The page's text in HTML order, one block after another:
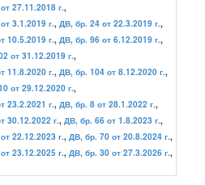
27.11.2018 г.,
3.1.2019 г., ДВ, бр. 24 от 22.3.2019 г.,
10.5.2019 г., ДВ, бр. 96 от 6.12.2019 г.,
от 31.12.2019 г.,
11.8.2020 г., ДВ, бр. 104 от 8.12.2020 г.,
от 29.12.2020 г.,
23.2.2021 г., ДВ, бр. 8 от 28.1.2022 г.,
30.12.2022 г., ДВ, бр. 66 от 1.8.2023 г.,
22.12.2023 г., ДВ, бр. 70 от 20.8.2024 г.,
23.12.2025 г., ДВ, бр. 30 от 27.3.2026 г.,